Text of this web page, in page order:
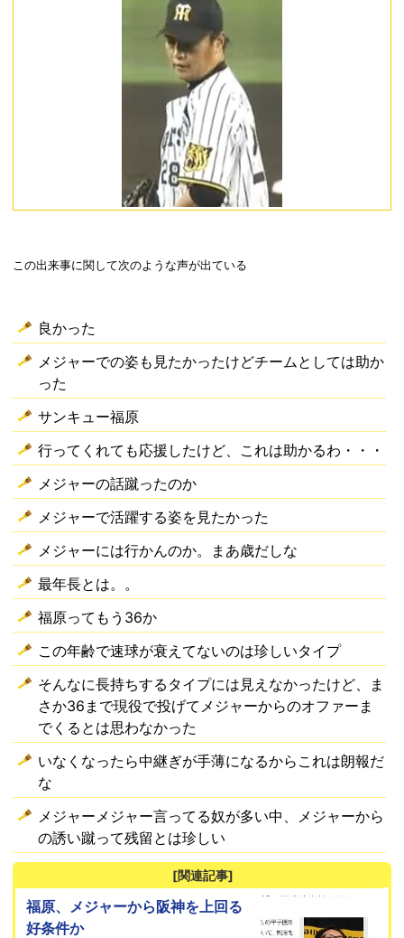
この出来事に関して次のような声が出ている
良かった
メジャーでの姿も見たかったけどチームとしては助か
った
サンキュー福原
行ってくれても応援したけど、これは助かるわ・・・
メジャーの話蹴ったのか
メジャーで活躍する姿を見たかった
メジャーには行かんのか。まあ歳だしな
最年長とは。。
福原ってもう36か
この年齢で速球が衰えてないのは珍しいタイプ
そんなに長持ちするタイプには見えなかったけど、ま
さか36まで現役で投げてメジャーからのオファーま
でくるとは思わなかった
いなくなったら中継ぎが手薄になるからこれは朗報だ
な
メジャーメジャー言ってる奴が多い中、メジャーから
の誘い蹴って残留とは珍しい
[関連記事]
福原、メジャーから阪神を上回る
好条件か